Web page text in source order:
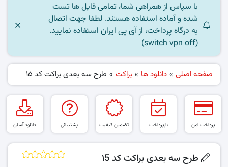
با سپاس از همراهی شما، تمامی فایل ها تست
شده و آماده استفاده هستند. لطفا جهت اتصال
به درگاه پرداخت، از آی پی ایران استفاده نمایید.
(switch vpn off)
صفحه اصلی » دانلود ها » براکت » طرح سه بعدی براکت کد ۱5
پرداخت امن بازپرداخت تضمین کیفیت پشتیبانی دانلود آسان
طرح سه بعدی براکت کد ۱5